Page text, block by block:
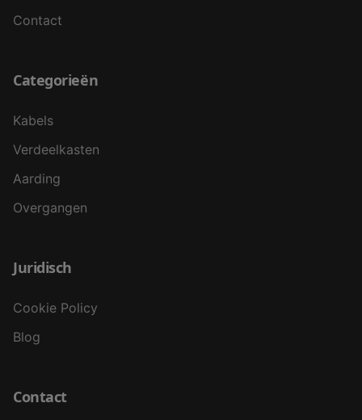
Contact
Categorieën
Kabels
Verdeelkasten
Aarding
Overgangen
Juridisch
Cookie Policy
Blog
Contact